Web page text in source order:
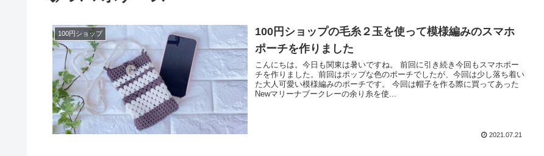
100円ショップ
100円ショップの毛糸２玉を使って模様編みのスマホ
ポーチを作りました
こんにちは。今日も関東は暑いですね。 前回に引き続き今回もスマホポー
チを作りました。前回はポップな色のポーチでしたが、今回は少し落ち着い
た大人可愛い模様編みのポーチです。 今回は帽子を作る際に買ってあった
Newマリーナブークレーの余り糸を使...
2021.07.21